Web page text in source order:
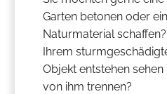
Garten betonen oder
Naturmaterial
Ihrem
Objekt entstehen
von ihm trennen?